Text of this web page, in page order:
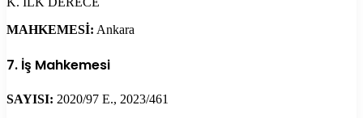
MAHKEMESİ: Ankara
7. İş Mahkemesi
SAYISI: 2020/97 E., 2023/461